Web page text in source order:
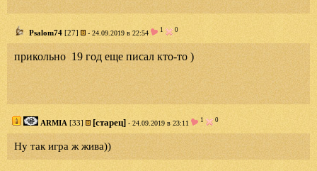
Psalom74 [27] - 24.09.2019 в 22:54 1 0
прикольно 19 год еще писал кто-то )
ARMIA [33] [старец] - 24.09.2019 в 23:11 1 0
Ну так игра ж жива))